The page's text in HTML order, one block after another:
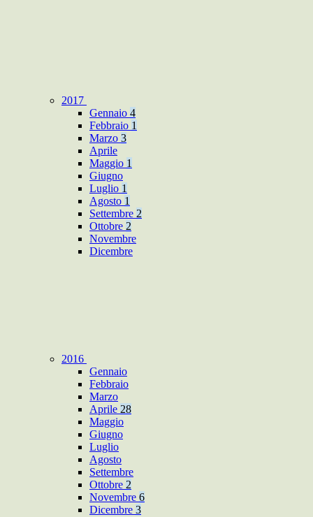
2017
Gennaio 4
Febbraio 1
Marzo 3
Aprile
Maggio 1
Giugno
Luglio 1
Agosto 1
Settembre 2
Ottobre 2
Novembre
Dicembre
2016
Gennaio
Febbraio
Marzo
Aprile 28
Maggio
Giugno
Luglio
Agosto
Settembre
Ottobre 2
Novembre 6
Dicembre 3